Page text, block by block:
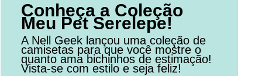
Conheça a Coleção
Meu Pet Serelepe!
A Nell Geek lançou uma coleção de
camisetas para que você mostre o
quanto ama bichinhos de estimação!
Vista-se com estilo e seja feliz!